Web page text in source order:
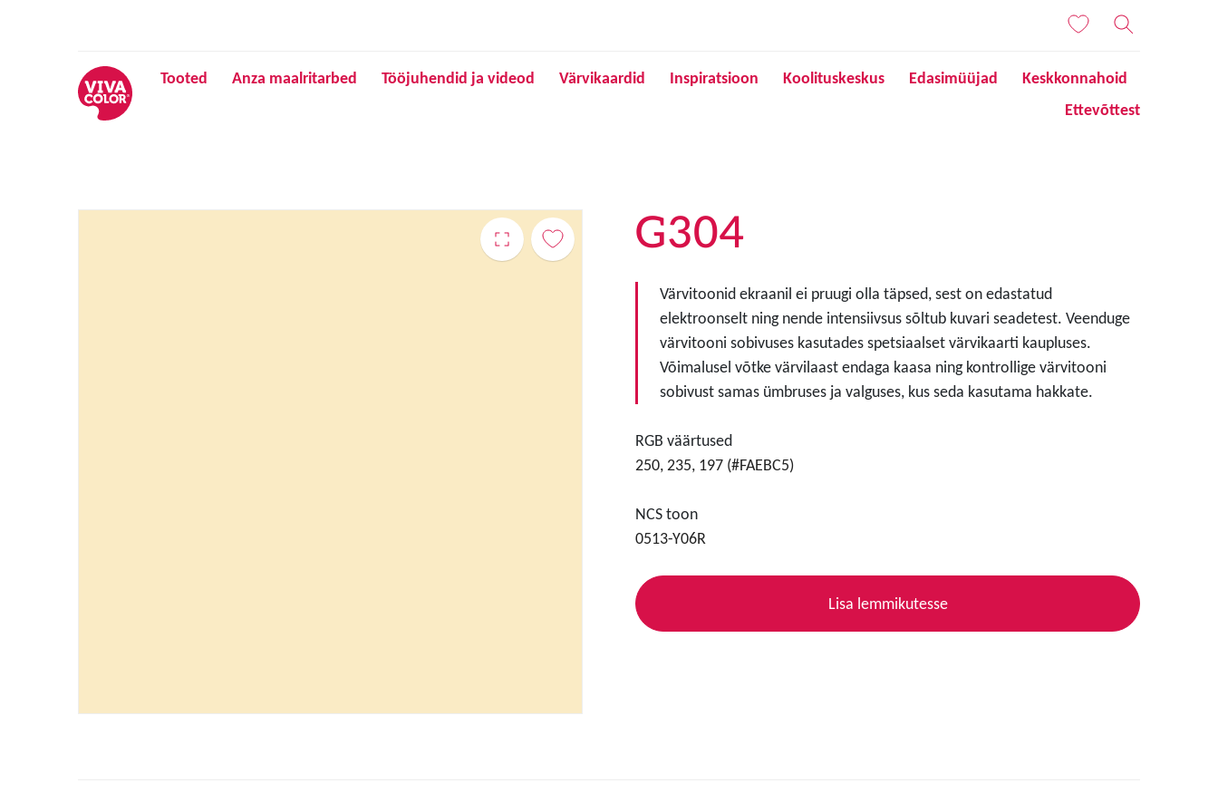
Tooted Anza maalritarbed Tööjuhendid ja videod Värvikaardid Inspiratsioon Koolituskeskus Edasimüüjad
Keskkonnahoid
Ettevõttest
G304
Värvitoonid ekraanil ei pruugi olla täpsed, sest on edastatud
elektroonselt ning nende intensiivsus sõltub kuvari seadetest. Veenduge
värvitooni sobivuses kasutades spetsiaalset värvikaarti kaupluses.
Võimalusel võtke värvilaast endaga kaasa ning kontrollige värvitooni
sobivust samas ümbruses ja valguses, kus seda kasutama hakkate.
RGB väärtused
250, 235, 197 (#FAEBC5)
NCS toon
0513-Y06R
Lisa lemmikutesse